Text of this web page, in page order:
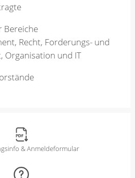
Bereiche
Recht, Forderungs- und
Organisation und IT
& Anmeldeformular